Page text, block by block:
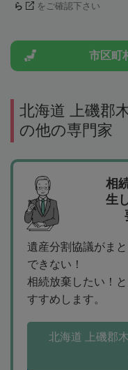
ら
をご確認下さい
市区町
北海道 上磯郡
の他の専門家
相
生
遺産分割協議がま
できない！
相続放棄したい！
すすめします。
北海道 上磯郡